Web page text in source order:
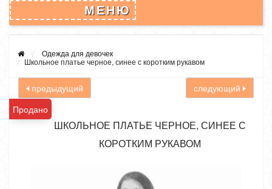
МЕНЮ
Одежда для девочек
Школьное платье черное, синее с коротким рукавом
предыдущий
следующий
Продано
ШКОЛЬНОЕ ПЛАТЬЕ ЧЕРНОЕ, СИНЕЕ С
КОРОТКИМ РУКАВОМ